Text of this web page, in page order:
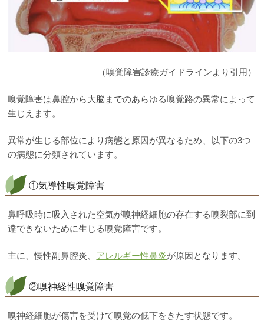
（嗅覚障害診療ガイドラインより引用）
嗅覚障害は鼻腔から大脳までのあらゆる嗅覚路の異常によって
生じえます。
異常が生じる部位により病態と原因が異なるため、以下の3つ
の病態に分類されています。
①気導性嗅覚障害
鼻呼吸時に吸入された空気が嗅神経細胞の存在する嗅裂部に到
達できないために生じる嗅覚障害です。
主に、慢性副鼻腔炎、 アレルギー性鼻炎が原因となります。
②嗅神経性嗅覚障害
嗅神経細胞が傷害を受けて嗅覚の低下をきたす状態です。